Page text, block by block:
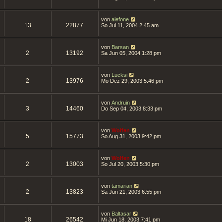
13 22877
von alefone
So Jul 11, 2004 2:45 am
2 13192
von Barsan
Sa Jun 05, 2004 1:28 pm
2 13976
von Lucksi
Mo Dez 29, 2003 5:46 pm
3 14460
von Andruin
Do Sep 04, 2003 8:33 pm
5 15773
von Wolfen
So Aug 31, 2003 9:42 pm
2 13003
von Wolfen
So Jul 20, 2003 5:30 pm
2 13823
von tamarian
Sa Jun 21, 2003 6:55 pm
18 26542
von Baltasar
Mi Jun 18, 2003 7:41 pm